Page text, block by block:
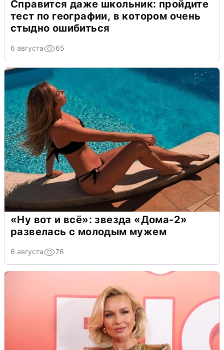
Справится даже школьник: пройдите
тест по географии, в котором очень
стыдно ошибиться
6 августа 65
«Ну вот и всё»: звезда «Дома-2»
развелась с молодым мужем
6 августа 76